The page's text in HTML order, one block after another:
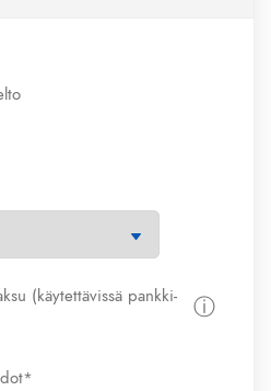
(käytettävissä pankki-
ⓘ